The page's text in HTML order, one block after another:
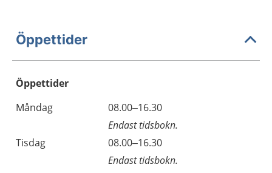
Öppettider
Öppettider
Dag
Öppettider
Kommentarer
Måndag
08.00–16.30
Endast tidsbokn.
Tisdag
08.00–16.30
Endast tidsbokn.